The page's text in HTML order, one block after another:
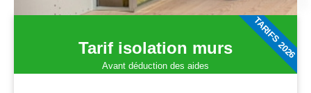
Tarif isolation murs
Avant déduction des aides
TARIFS 2026